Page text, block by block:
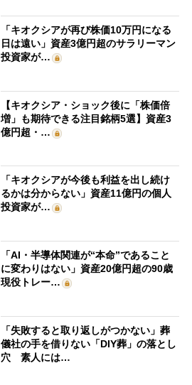
「キオクシアが再び株価10万円になる
日は遠い」資産3億円超のサラリーマン
投資家が…
【キオクシア・ショック後に「株価倍
増」も期待できる注目銘柄5選】資産3
億円超・…
「キオクシアが今後も利益を出し続け
るかは分からない」資産11億円の個人
投資家が…
「AI・半導体関連が“本命”であること
に変わりはない」資産20億円超の90歳
現役トレー…
「失敗すると取り返しがつかない」葬
儀社の手を借りない「DIY葬」の落とし
穴 素人には…